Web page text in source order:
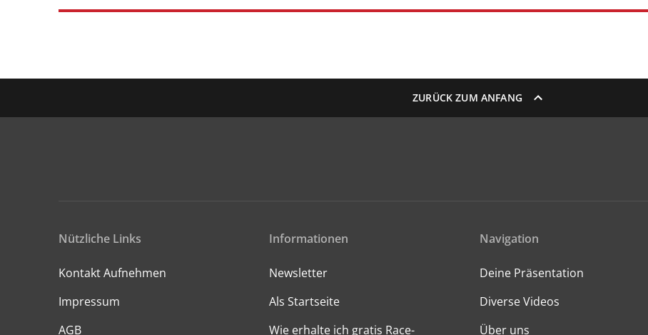
ZURÜCK ZUM ANFANG
Nützliche Links
Kontakt Aufnehmen
Impressum
AGB
Informationen
Newsletter
Als Startseite
Wie erhalte ich gratis Race-
Navigation
Deine Präsentation
Diverse Videos
Über uns